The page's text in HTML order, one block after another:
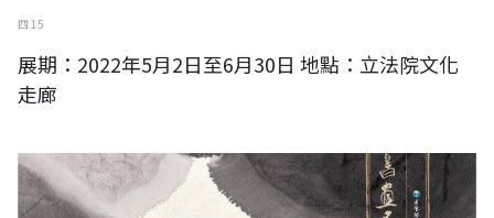
四 15
展期：2022年5月2日至6月30日 地點：立法院文化
走廊
悠然自在—李轂摩書畫展，太魯閣遊客中心展出至5月16日